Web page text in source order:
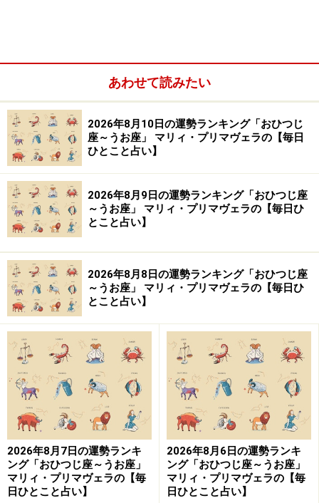
Amazonで占い関連の商品をチェック！
楽天市場で占い関連の商品をチェック！
あわせて読みたい
2026年8月10日の運勢ランキング「おひつじ
座～うお座」 マリィ・プリマヴェラの【毎日
ひとこと占い】
2026年8月9日の運勢ランキング「おひつじ座
～うお座」 マリィ・プリマヴェラの【毎日ひ
とこと占い】
2026年8月8日の運勢ランキング「おひつじ座
～うお座」 マリィ・プリマヴェラの【毎日ひ
とこと占い】
2026年8月7日の運勢ランキ
ング「おひつじ座～うお座」
マリィ・プリマヴェラの【毎
日ひとこと占い】
2026年8月6日の運勢ランキ
ング「おひつじ座～うお座」
マリィ・プリマヴェラの【毎
日ひとこと占い】